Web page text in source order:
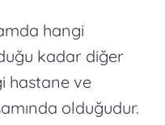
hangi
kadar diğer
hastane ve
olduğudur.